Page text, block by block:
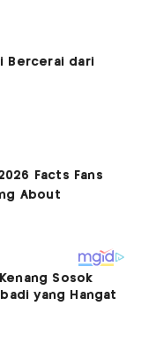
Bercerai dari
Sosok
yang Hangat